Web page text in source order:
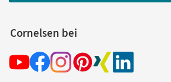
Cornelsen bei